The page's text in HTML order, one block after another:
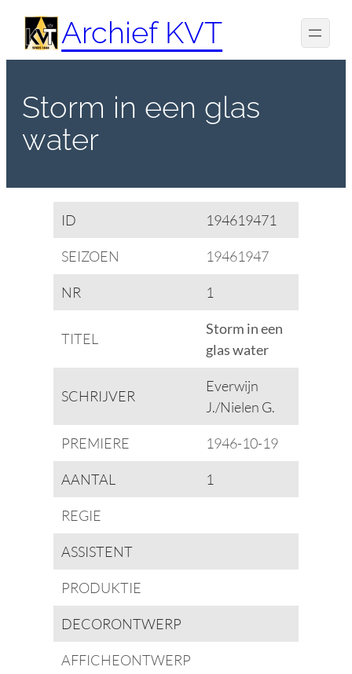
Spring
naar
de
Archief KVT
Storm in een glas
water
ID 194619471
SEIZOEN 19461947
NR 1
TITEL
Storm in een
glas water
SCHRIJVER
Everwijn
J./Nielen G.
PREMIERE 1946-10-19
AANTAL 1
REGIE
ASSISTENT
PRODUKTIE
DECORONTWERP
AFFICHEONTWERP